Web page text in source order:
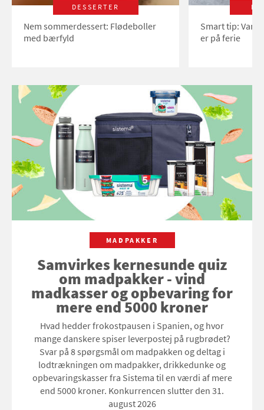
DESSERTER
Nem sommerdessert: Flødeboller
med bærfyld
Smart tip:
er på ferie
MADPAKKER
Samvirkes kernesunde quiz
om madpakker - vind
madkasser og opbevaring for
mere end 5000 kroner
Hvad hedder frokostpausen i Spanien, og hvor
mange danskere spiser leverpostej på rugbrødet?
Svar på 8 spørgsmål om madpakken og deltag i
lodtrækningen om madpakker, drikkedunke og
opbevaringskasser fra Sistema til en værdi af mere
end 5000 kroner. Konkurrencen slutter den 31.
august 2026